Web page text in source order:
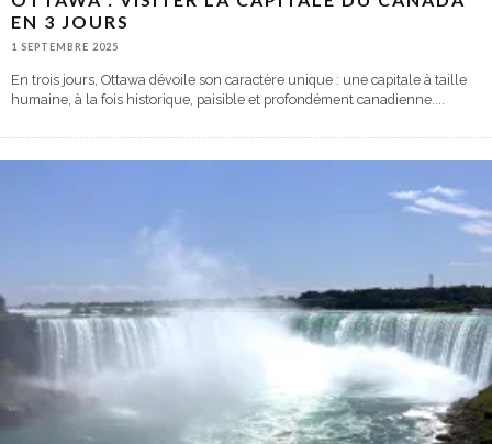
EN 3 JOURS
1 SEPTEMBRE 2025
En trois jours, Ottawa dévoile son caractère unique : une capitale à taille
humaine, à la fois historique, paisible et profondément canadienne....